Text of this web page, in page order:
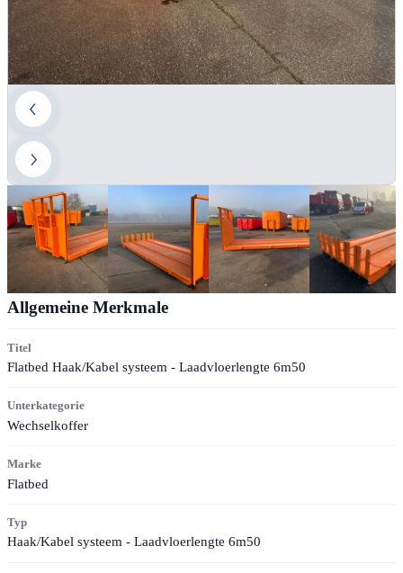
Allgemeine Merkmale
Titel
Flatbed Haak/Kabel systeem - Laadvloerlengte 6m50
Unterkategorie
Wechselkoffer
Marke
Flatbed
Typ
Haak/Kabel systeem - Laadvloerlengte 6m50